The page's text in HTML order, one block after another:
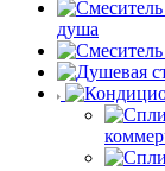
душа